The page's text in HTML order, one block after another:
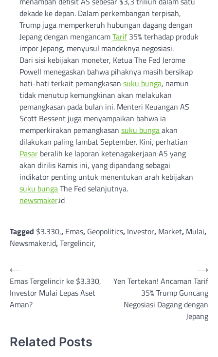
dekade ke depan. Dalam perkembangan terpisah,
Trump juga memperkeruh hubungan dagang dengan
Jepang dengan mengancamTarif35% terhadap produk
impor Jepang, menyusul mandeknya negosiasi.
Dari sisi kebijakan moneter, Ketua The Fed Jerome
Powell menegaskan bahwa pihaknya masih bersikap
hati-hati terkait pemangkasan suku bunga, namun
tidak menutup kemungkinan akan melakukan
pemangkasan pada bulan ini. Menteri Keuangan AS
Scott Bessent juga menyampaikan bahwa ia
memperkirakan pemangkasan suku bungaakan
dilakukan paling lambat September. Kini, perhatian
Pasar beralih ke laporan ketenagakerjaan AS yang
akan dirilis Kamis ini, yang dipandang sebagai
indikator penting untuk menentukan arah kebijakan
suku bungaThe Fed selanjutnya.
newsmaker.id
Tagged $3.330,, Emas, Geopolitics, Investor, Market, Mulai,
Newsmaker.id,Tergelincir,
Post
navigation
⟵
Emas Tergelincir ke $3.330,
Investor Mulai Lepas Aset
Aman?
Yen Tertekan! Ancaman Tarif
35% Trump Guncang
Negosiasi Dagang dengan
Jepang
⟶
Related Posts